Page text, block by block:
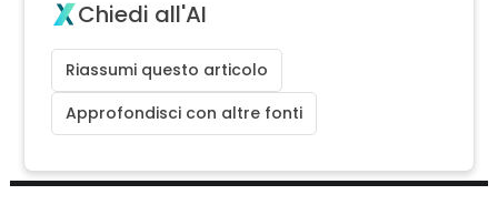
Chiedi all'AI
Riassumi questo articolo
Approfondisci con altre fonti